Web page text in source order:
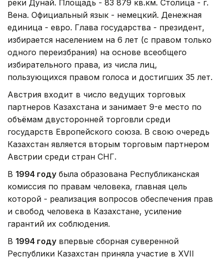
реки Дунай. Площадь - 83 879 кв.км. Столица - г.
Вена. Официальный язык - немецкий. Денежная
единица - евро. Глава государства - президент,
избирается населением на 6 лет (с правом только
одного переизбрания) на основе всеобщего
избирательного права, из числа лиц,
пользующихся правом голоса и достигших 35 лет.
Австрия входит в число ведущих торговых
партнеров Казахстана и занимает 9-е место по
объёмам двусторонней торговли среди
государств Европейского союза. В свою очередь
Казахстан является вторым торговым партнером
Австрии среди стран СНГ.
В 1994 году была образована Республиканская
комиссия по правам человека, главная цель
которой - реализация вопросов обеспечения прав
и свобод человека в Казахстане, усиление
гарантий их соблюдения.
В 1994 году впервые сборная суверенной
Республики Казахстан приняла участие в XVII